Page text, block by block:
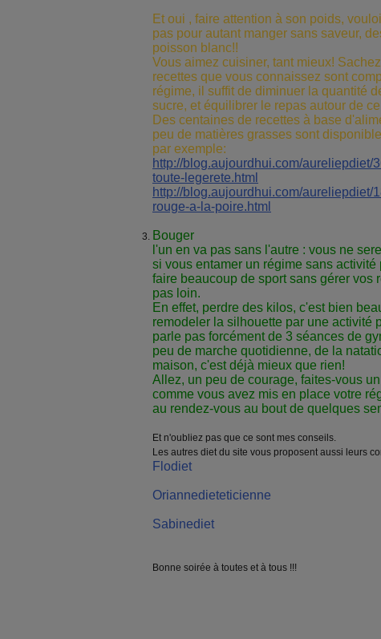
Et oui , faire attention à son poids,
pas pour autant manger sans saveur,
poisson blanc!!
Vous aimez cuisiner, tant mieux!
recettes que vous connaissez sont
régime, il suffit de diminuer la quantité
sucre, et équilibrer le repas autour de
Des centaines de recettes à base
peu de matières grasses sont
par exemple:
http://blog.aujourdhui.com/aureliepdiet/
toute-legerete.html
http://blog.aujourdhui.com/aureliepdiet/
rouge-a-la-poire.html
Bouger
l'un en va pas sans l'autre : vous ne
si vous entamer un régime sans activité
faire beaucoup de sport sans gérer vos
pas loin.
En effet, perdre des kilos, c'est bien
remodeler la silhouette par une activité
parle pas forcément de 3 séances de
peu de marche quotidienne, de la
maison, c'est déjà mieux que rien!
Allez, un peu de courage, faites-vous
comme vous avez mis en place votre
au rendez-vous au bout de quelques
Et n'oubliez pas que ce sont mes conseils.
Les autres diet du site vous proposent aussi leurs
Flodiet
Oriannedieteticienne
Sabinediet
Bonne soirée à toutes et à tous !!!